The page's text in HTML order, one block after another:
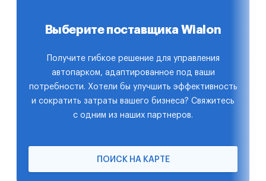
Выберите поставщика Wialon
Получите гибкое решение для управления
автопарком, адаптированное под ваши
потребности. Хотели бы улучшить эффективность
и сократить затраты вашего бизнеса? Свяжитесь
с одним из наших партнеров.
ПОИСК НА КАРТЕ